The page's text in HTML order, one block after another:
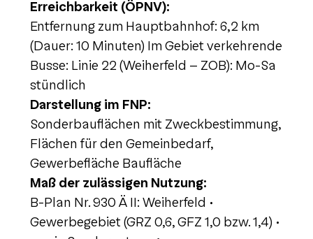
Erreichbarkeit (ÖPNV):
Entfernung zum Hauptbahnhof: 6,2 km
(Dauer: 10 Minuten) Im Gebiet verkehrende
Busse: Linie 22 (Weiherfeld – ZOB): Mo-Sa
stündlich
Darstellung im FNP:
Sonderbauflächen mit Zweckbestimmung,
Flächen für den Gemeinbedarf,
Gewerbefläche Baufläche
Maß der zulässigen Nutzung:
B-Plan Nr. 930 Ä II: Weiherfeld •
Gewerbegebiet (GRZ 0,6, GFZ 1,0 bzw. 1,4) •